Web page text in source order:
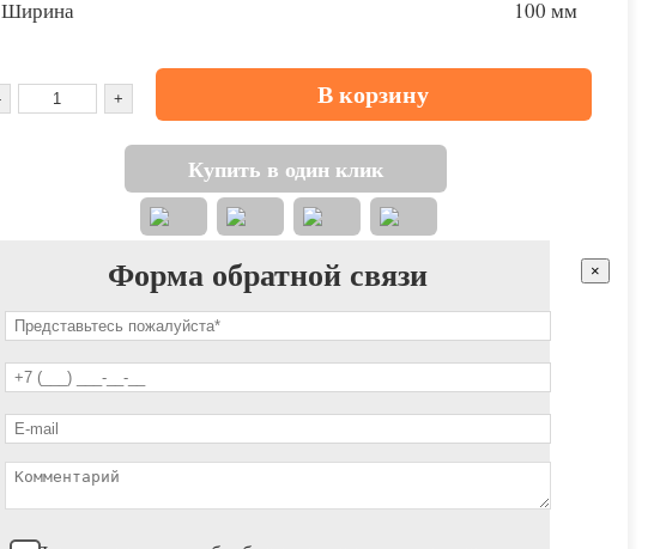
Ширина 100 мм
В корзину
Купить в один клик
×
Форма обратной связи